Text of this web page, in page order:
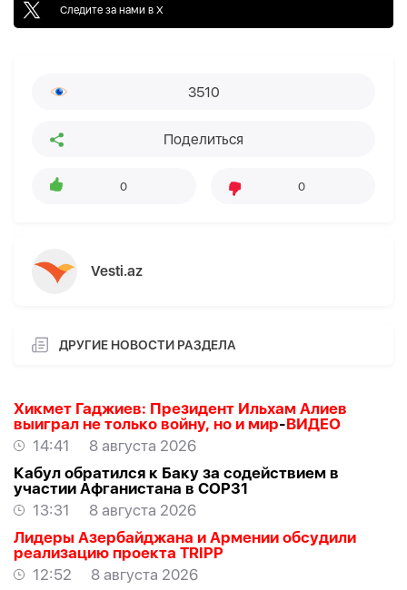
Следите за нами в X
3510
Поделиться
0 0
Vesti.az
ДРУГИЕ НОВОСТИ РАЗДЕЛА
Хикмет Гаджиев: Президент Ильхам Алиев
выиграл не только войну, но и мир-ВИДЕО
14:41
8 августа 2026
Кабул обратился к Баку за содействием в
участии Афганистана в COP31
13:31
8 августа 2026
Лидеры Азербайджана и Армении обсудили
реализацию проекта TRIPP
12:52
8 августа 2026